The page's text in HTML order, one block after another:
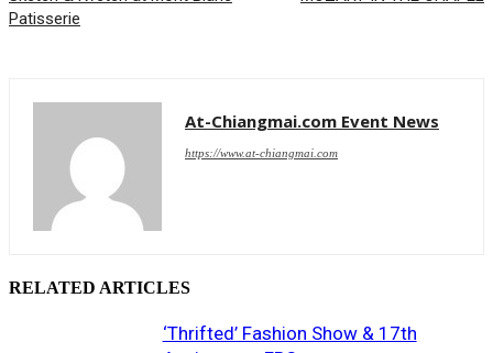
Patisserie
At-Chiangmai.com Event News
https://www.at-chiangmai.com
RELATED ARTICLES
‘Thrifted’ Fashion Show & 17th